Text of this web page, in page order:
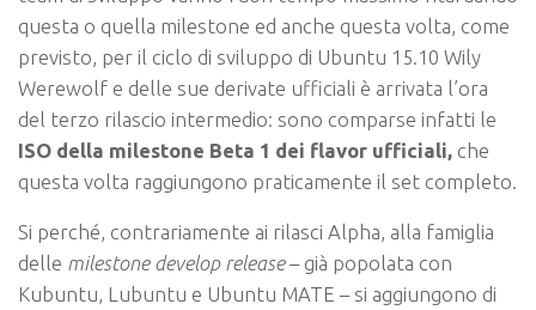
questa o quella milestone ed anche questa volta, come
previsto, per il ciclo di sviluppo di Ubuntu 15.10 Wily
Werewolf e delle sue derivate ufficiali è arrivata l’ora
del terzo rilascio intermedio: sono comparse infatti le
ISO della milestone Beta 1 dei flavor ufficiali, che
questa volta raggiungono praticamente il set completo.
Si perché, contrariamente ai rilasci Alpha, alla famiglia
delle milestone develop release– già popolata con
Kubuntu, Lubuntu e Ubuntu MATE – si aggiungono di